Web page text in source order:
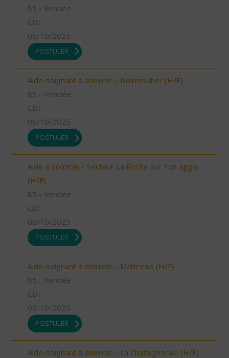
85 - Vendée
CDI
06/10/2025
POSTULER
Aide-soignant à domicile - Noirmoutier (H/F)
85 - Vendée
CDI
06/10/2025
POSTULER
Aide à domicile - Secteur La Roche sur Yon agglo
(H/F)
85 - Vendée
CDI
06/10/2025
POSTULER
Aide-soignant à domicile - Maillezais (H/F)
85 - Vendée
CDI
06/10/2025
POSTULER
Aide-soignant à domicile - La Chataigneraie (H/F)